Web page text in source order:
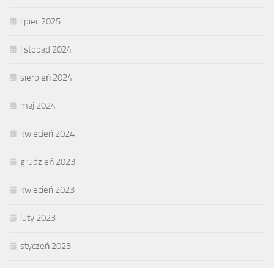
lipiec 2025
listopad 2024
sierpień 2024
maj 2024
kwiecień 2024
grudzień 2023
kwiecień 2023
luty 2023
styczeń 2023